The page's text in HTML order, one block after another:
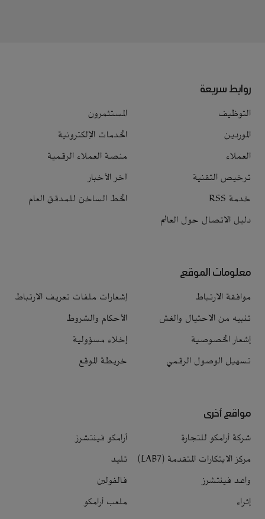
روابط سريعة
التوظيف
المستثمرون
الموردين
الخدمات الإلكترونية
العملاء
منصة العملاء الرقمية
ترخيص التقنية
آخر الأخبار
خدمة RSS
الخط الساخن للمدقق العام
دليل الاتصال حول العالم
معلومات الموقع
موافقة الارتباط
إشعارات ملفات تعريف الارتباط
تنبيه من الاحتيال والغش
الأحكام والشروط
إشعار الخصوصية
إخلاء مسؤولية
تسهيل الوصول الرقمي
خريطة الموقع
مواقع أخرى
شركة أرامكو للتجارة
أرامكو فينتشرز
مركز الابتكارات المتقدمة (LAB7)
تليد
واعد فينتشرز
فالفولين
إثراء
ملعب أرامكو